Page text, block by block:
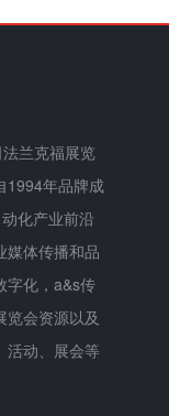
兰克福展览
1994年品牌成
化产业前沿
媒体传播和品
字化，a&s传
会资源以及
活动、展会等